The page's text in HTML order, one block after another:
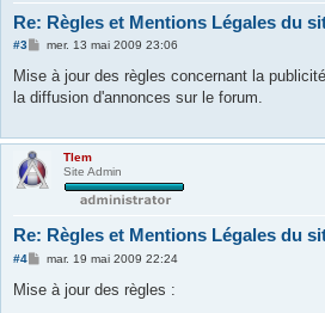
Re: Règles et Mentions Légales du
#3
M
s
a
mer. 13 mai 2009 23:06
Mise à jour des règles concernant la
la diffusion d'annonces sur le forum.
Tlem
Site Admin
Re: Règles et Mentions Légales du
#4
M
s
mar. 19 mai 2009 22:24
Mise à jour des règles :